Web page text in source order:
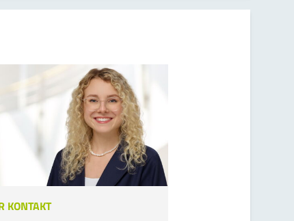
KONTAKT